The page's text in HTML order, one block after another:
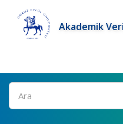
Akademik
Ara